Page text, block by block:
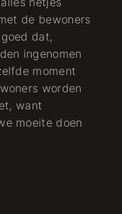
de bewoners
dat,
ingenomen
moment
worden
want
moeite doen